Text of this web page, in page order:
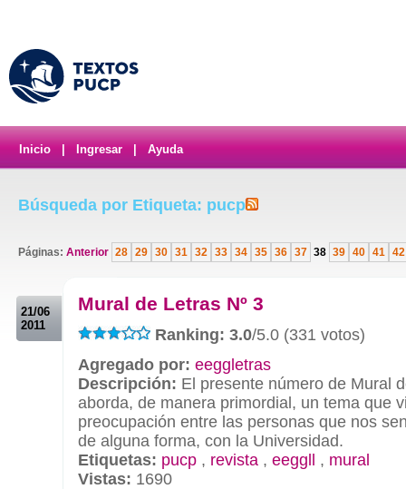
Inicio Ingresar Ayuda
Búsqueda por Etiqueta: pucp
Páginas: Anterior 28 29 30 31 32 33 34 35 36 37 38 39 40 41 42
21/06
2011
Mural de Letras Nº 3
Ranking: 3.0/5.0 (331 votos)
Agregado por: eeggletras
Descripción: El presente número de Mural
aborda, de manera primordial, un tema que
preocupación entre las personas que nos
de alguna forma, con la Universidad.
Etiquetas: pucp , revista , eeggll , mural
Vistas: 1690